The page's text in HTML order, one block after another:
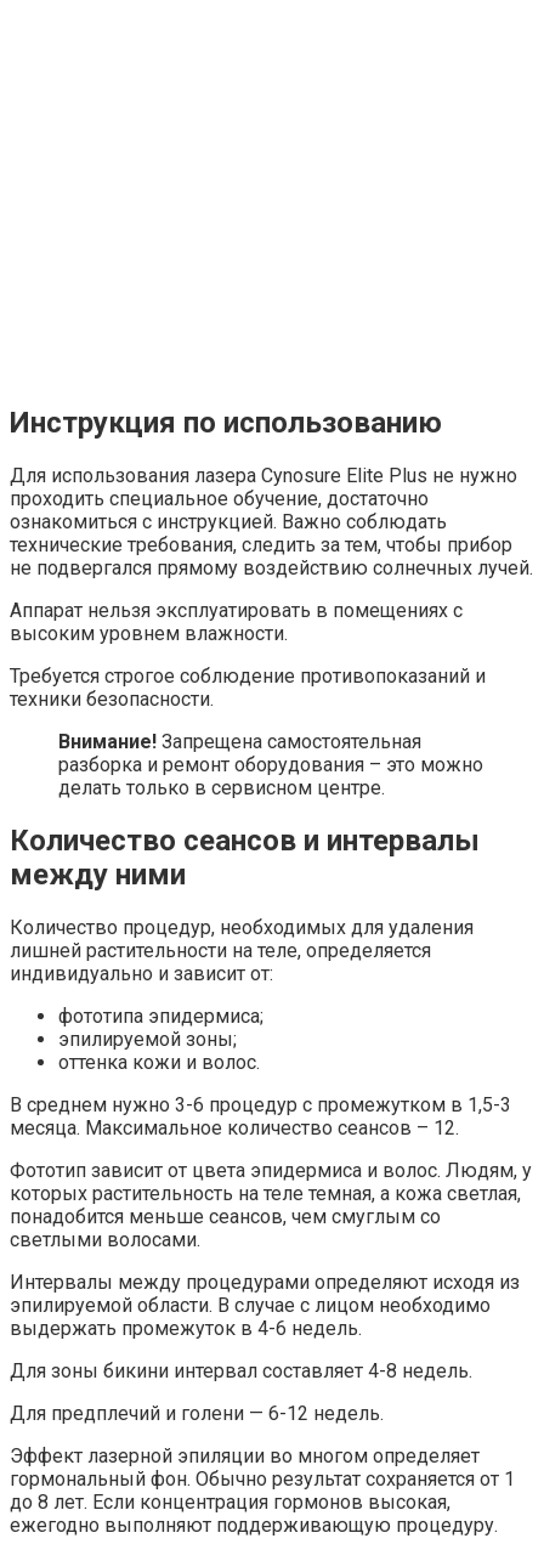
Инструкция по использованию
Для использования лазера Cynosure Elite Plus не нужно
проходить специальное обучение, достаточно
ознакомиться с инструкцией. Важно соблюдать
технические требования, следить за тем, чтобы прибор
не подвергался прямому воздействию солнечных лучей.
Аппарат нельзя эксплуатировать в помещениях с
высоким уровнем влажности.
Требуется строгое соблюдение противопоказаний и
техники безопасности.
Внимание! Запрещена самостоятельная
разборка и ремонт оборудования – это можно
делать только в сервисном центре.
Количество сеансов и интервалы
между ними
Количество процедур, необходимых для удаления
лишней растительности на теле, определяется
индивидуально и зависит от:
фототипа эпидермиса;
эпилируемой зоны;
оттенка кожи и волос.
В среднем нужно 3-6 процедур с промежутком в 1,5-3
месяца. Максимальное количество сеансов – 12.
Фототип зависит от цвета эпидермиса и волос. Людям, у
которых растительность на теле темная, а кожа светлая,
понадобится меньше сеансов, чем смуглым со
светлыми волосами.
Интервалы между процедурами определяют исходя из
эпилируемой области. В случае с лицом необходимо
выдержать промежуток в 4-6 недель.
Для зоны бикини интервал составляет 4-8 недель.
Для предплечий и голени — 6-12 недель.
Эффект лазерной эпиляции во многом определяет
гормональный фон. Обычно результат сохраняется от 1
до 8 лет. Если концентрация гормонов высокая,
ежегодно выполняют поддерживающую процедуру.